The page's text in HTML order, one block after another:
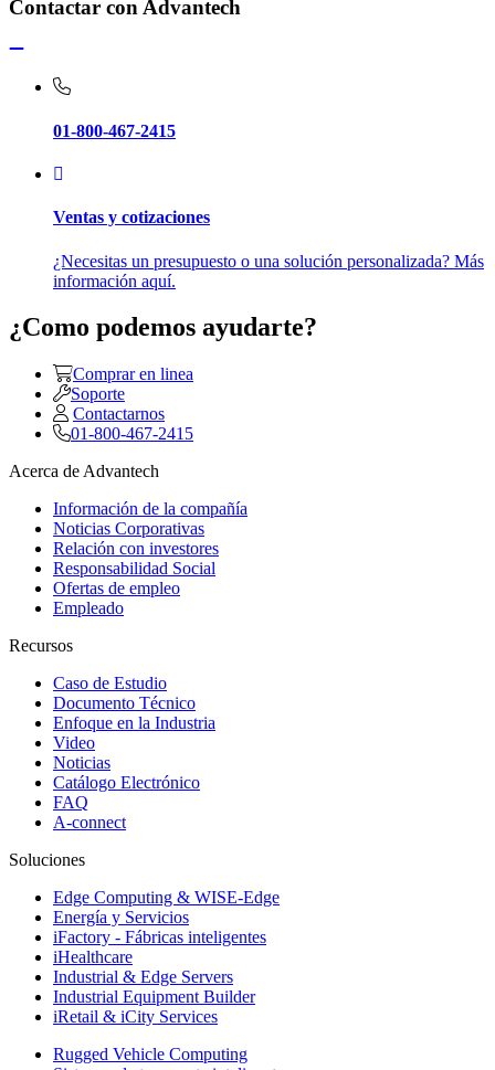
Contactar con Advantech
01-800-467-2415
Ventas y cotizaciones
¿Necesitas un presupuesto o una solución personalizada? Más
información aquí.
¿Como podemos ayudarte?
Comprar en linea
Soporte
Contactarnos
01-800-467-2415
Acerca de Advantech
Información de la compañía
Noticias Corporativas
Relación con investores
Responsabilidad Social
Ofertas de empleo
Empleado
Recursos
Caso de Estudio
Documento Técnico
Enfoque en la Industria
Video
Noticias
Catálogo Electrónico
FAQ
A-connect
Soluciones
Edge Computing & WISE-Edge
Energía y Servicios
iFactory - Fábricas inteligentes
iHealthcare
Industrial & Edge Servers
Industrial Equipment Builder
iRetail & iCity Services
Rugged Vehicle Computing